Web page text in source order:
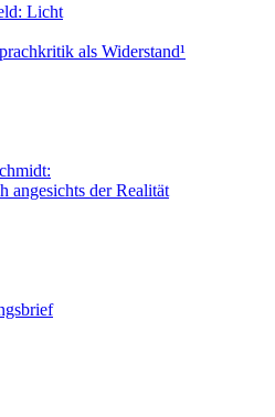
Licht
als Widerstand¹
angesichts der Realität